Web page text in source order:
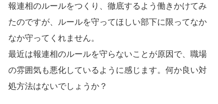
報連相のルールをつくり、徹底するよう働きかけてみ
たのですが、ルールを守ってほしい部下に限ってなか
なか守ってくれません。
最近は報連相のルールを守らないことが原因で、職場
の雰囲気も悪化しているように感じます。何か良い対
処方法はないでしょうか？